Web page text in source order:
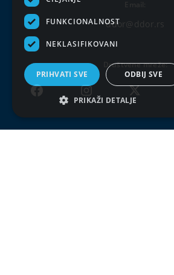
ddor@ddor.rs
Društvene mreže:
FUNKCIONALNOST
NEKLASIFIKOVANI
PRIHVATI SVE ODBIJ SVE
PRIKAŽI DETALJE